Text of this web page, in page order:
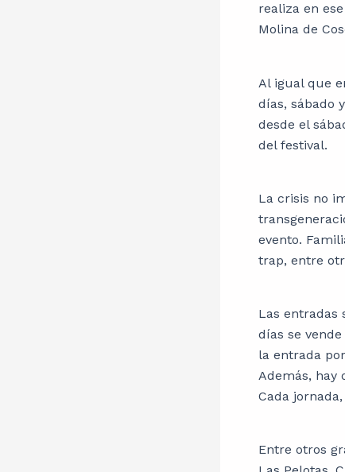
realiza en
Molina de
Al igual que
días, sábado
desde el
del festival.
La crisis no
evento.
trap, entre
Las entradas
días se
la entrada
Además, hay
Cada
Entre otros